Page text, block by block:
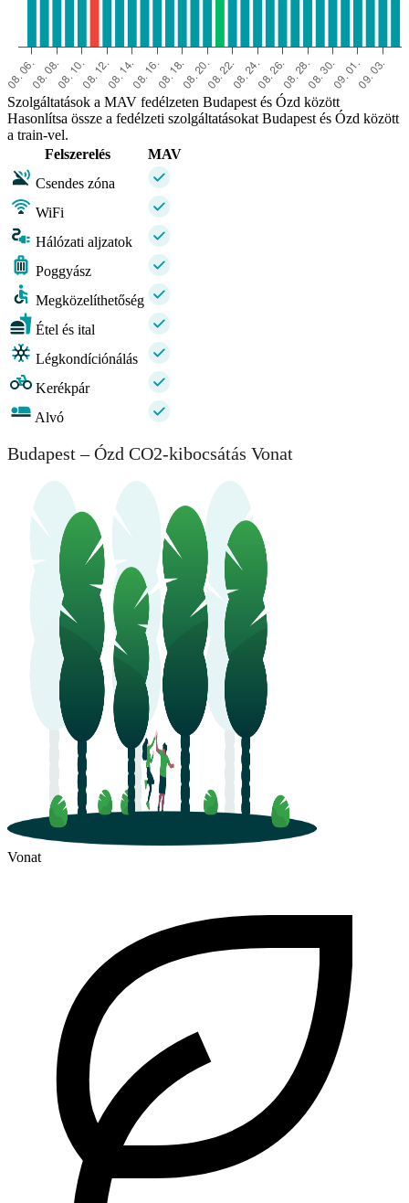
Szolgáltatások a MAV fedélzeten Budapest és Ózd között
Hasonlítsa össze a fedélzeti szolgáltatásokat Budapest és Ózd között
a train-vel.
Felszerelés
MAV
Csendes zóna
WiFi
Hálózati aljzatok
Poggyász
Megközelíthetőség
Étel és ital
Légkondíciónálás
Kerékpár
Alvó
Budapest – Ózd CO2-kibocsátás Vonat
Vonat